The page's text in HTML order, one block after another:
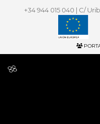
+34 944 015 040 | C/